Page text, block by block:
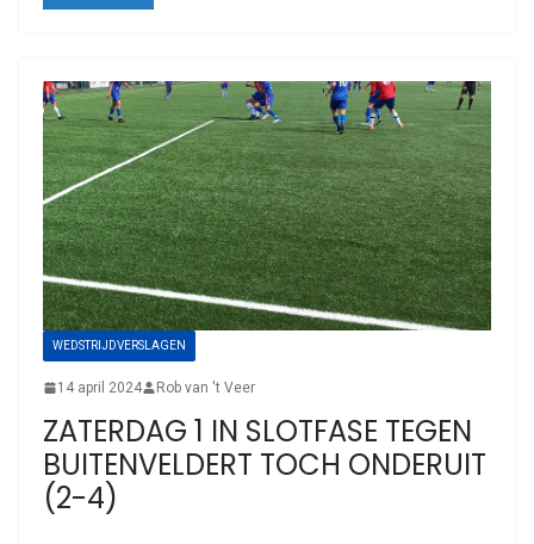
WEDSTRIJDVERSLAGEN
14 april 2024 Rob van 't Veer
ZATERDAG 1 IN SLOTFASE TEGEN
BUITENVELDERT TOCH ONDERUIT
(2-4)